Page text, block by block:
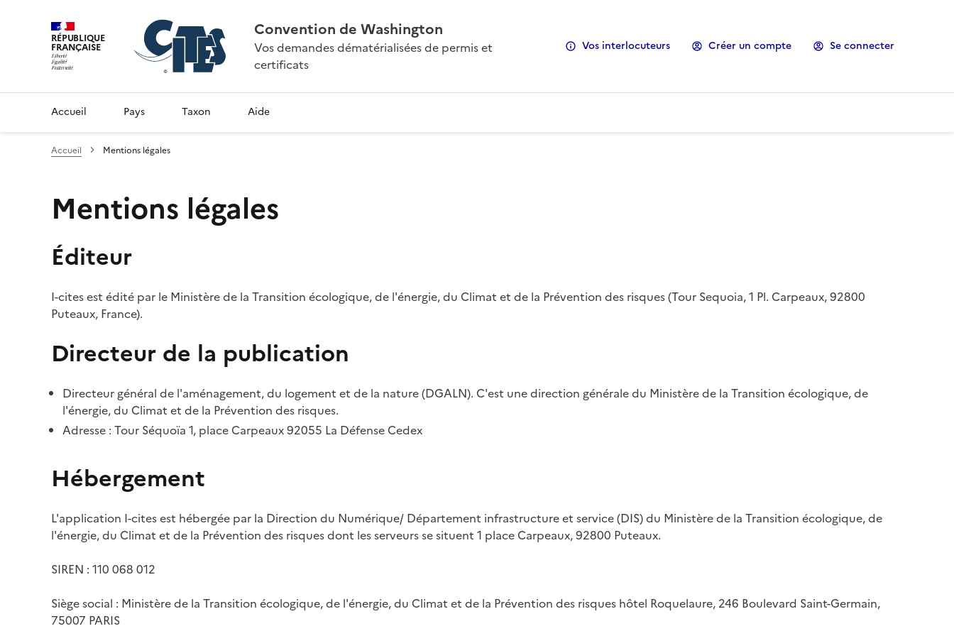
RÉPUBLIQUE
FRANÇAISE
Convention de Washington
Vos demandes dématérialisées de permis et
certificats
Vos interlocuteurs Créer un compte Se connecter
Accueil Pays Taxon Aide
Accueil Mentions légales
Mentions légales
Éditeur
I-cites est édité par le Ministère de la Transition écologique, de l'énergie, du Climat et de la Prévention des risques (Tour Sequoia, 1 Pl. Carpeaux, 92800
Puteaux, France).
Directeur de la publication
Directeur général de l'aménagement, du logement et de la nature (DGALN). C'est une direction générale du Ministère de la Transition écologique, de
l'énergie, du Climat et de la Prévention des risques.
Adresse : Tour Séquoïa 1, place Carpeaux 92055 La Défense Cedex
Hébergement
L'application I-cites est hébergée par la Direction du Numérique/ Département infrastructure et service (DIS) du Ministère de la Transition écologique, de
l'énergie, du Climat et de la Prévention des risques dont les serveurs se situent 1 place Carpeaux, 92800 Puteaux.
SIREN : 110 068 012
Siège social : Ministère de la Transition écologique, de l'énergie, du Climat et de la Prévention des risques hôtel Roquelaure, 246 Boulevard Saint-Germain,
75007 PARIS